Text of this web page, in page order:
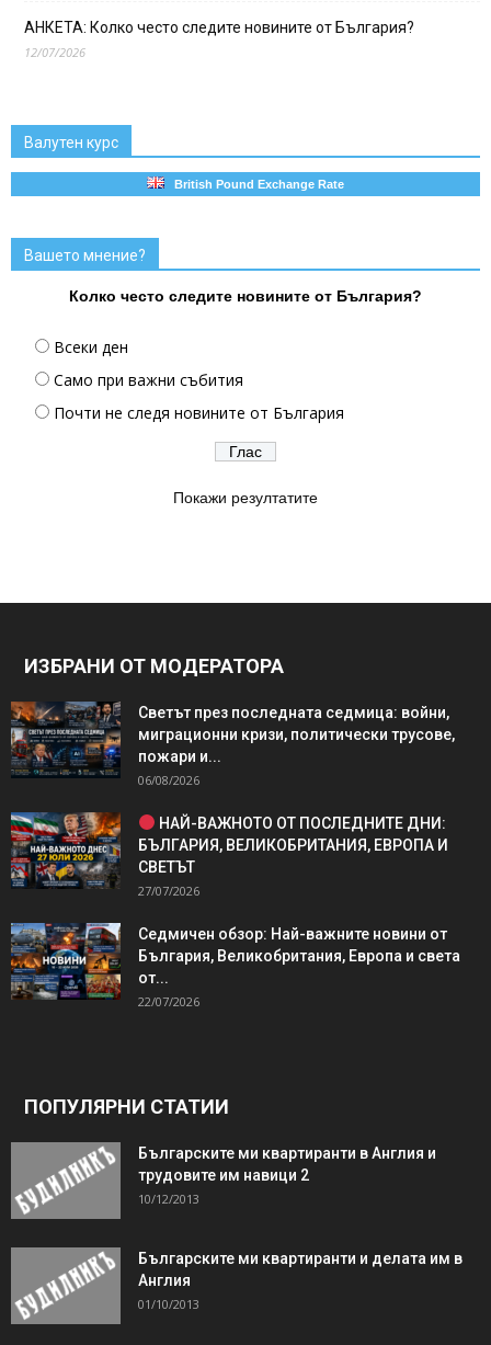
АНКЕТА: Колко често следите новините от България?
12/07/2026
Валутен курс
British Pound Exchange Rate
Вашето мнение?
Колко често следите новините от България?
Всеки ден
Само при важни събития
Почти не следя новините от България
Покажи резултатите
ИЗБРАНИ ОТ МОДЕРАТОРА
Светът през последната седмица: войни,
миграционни кризи, политически трусове,
пожари и...
06/08/2026
НАЙ-ВАЖНОТО ОТ ПОСЛЕДНИТЕ ДНИ:
БЪЛГАРИЯ, ВЕЛИКОБРИТАНИЯ, ЕВРОПА И
СВЕТЪТ
27/07/2026
Седмичен обзор: Най-важните новини от
България, Великобритания, Европа и света
от...
22/07/2026
ПОПУЛЯРНИ СТАТИИ
Българските ми квартиранти в Англия и
трудовите им навици 2
10/12/2013
Българските ми квартиранти и делата им в
Англия
01/10/2013